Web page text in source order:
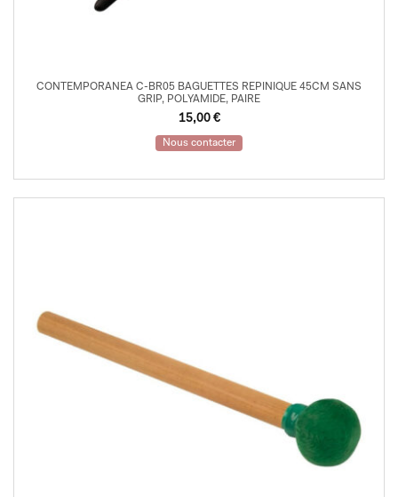
CONTEMPORANEA C-BR05 BAGUETTES REPINIQUE 45CM SANS
GRIP, POLYAMIDE, PAIRE
15,00 €
Nous contacter